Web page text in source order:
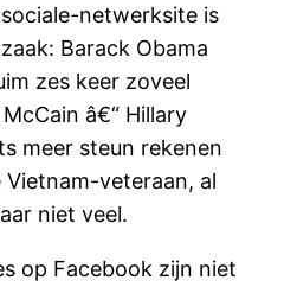
netwerksite is
Barack Obama
zes keer zoveel
â€“ Hillary
meer steun rekenen
Vietnam-veteraan, al
niet veel.
op Facebook zijn niet